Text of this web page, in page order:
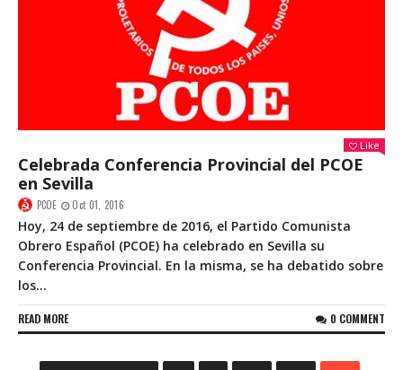
Like
Celebrada Conferencia Provincial del PCOE
en Sevilla
PCOE Oct 01, 2016
Hoy, 24 de septiembre de 2016, el Partido Comunista
Obrero Español (PCOE) ha celebrado en Sevilla su
Conferencia Provincial. En la misma, se ha debatido sobre
los...
READ MORE 0 COMMENT